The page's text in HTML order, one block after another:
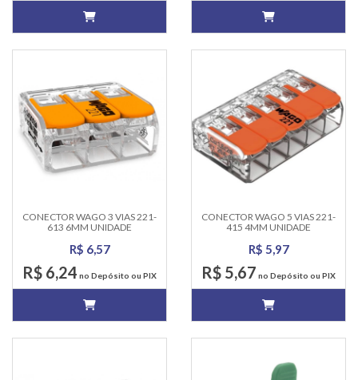
CONECTOR WAGO 3 VIAS 221-
613 6MM UNIDADE
R$ 6,57
R$ 6,24 no Depósito ou PIX
CONECTOR WAGO 5 VIAS 221-
415 4MM UNIDADE
R$ 5,97
R$ 5,67 no Depósito ou PIX